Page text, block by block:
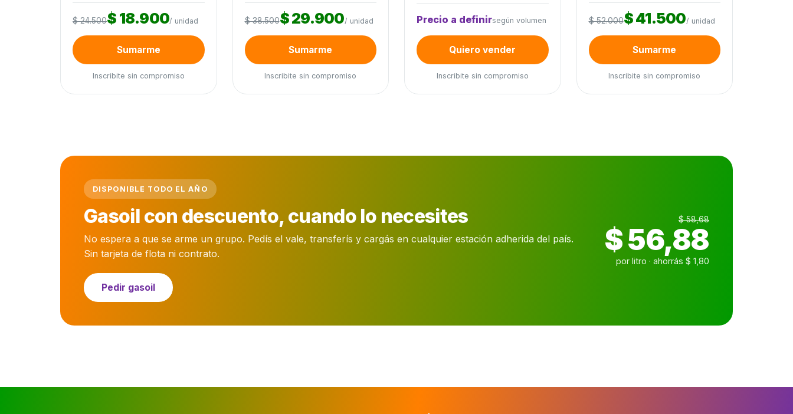
$ 24.500$ 18.900/ unidad
Sumarme
Inscribite sin compromiso
$ 38.500$ 29.900/ unidad
Sumarme
Inscribite sin compromiso
Precio a definirsegún volumen
Quiero vender
Inscribite sin compromiso
$ 52.000$ 41.500/ unidad
Sumarme
Inscribite sin compromiso
DISPONIBLE TODO EL AÑO
Gasoil con descuento, cuando lo necesites
No espera a que se arme un grupo. Pedís el vale, transferís y cargás en cualquier estación adherida del país.
Sin tarjeta de flota ni contrato.
Pedir gasoil
$ 58,68
$ 56,88
por litro · ahorrás $ 1,80